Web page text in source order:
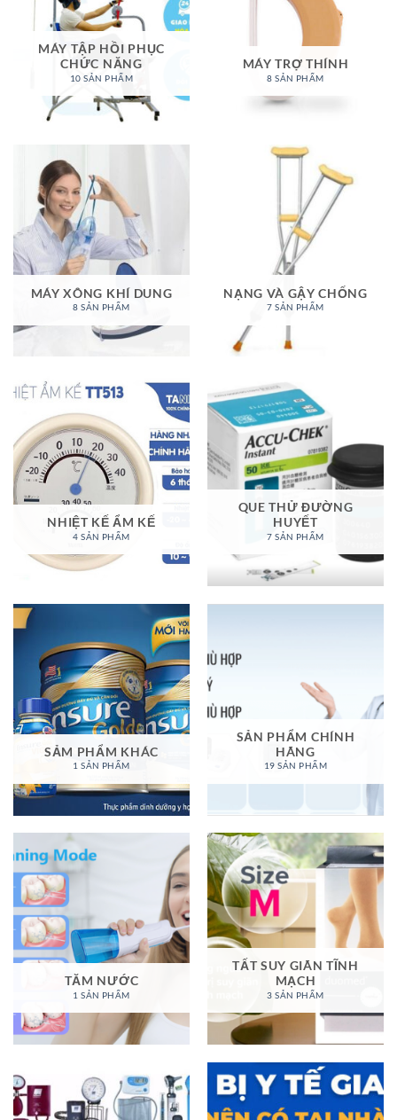
MÁY TẬP HỒI PHỤC
CHỨC NĂNG
10 SẢN PHẨM
MÁY TRỢ THÍNH
8 SẢN PHẨM
MÁY XÔNG KHÍ DUNG
8 SẢN PHẨM
NẠNG VÀ GẬY CHỐNG
7 SẢN PHẨM
NHIỆT KẾ ẨM KẾ
4 SẢN PHẨM
QUE THỬ ĐƯỜNG
HUYẾT
7 SẢN PHẨM
SẢM PHẨM KHÁC
1 SẢN PHẨM
SẢN PHẨM CHÍNH
HÃNG
19 SẢN PHẨM
TĂM NƯỚC
1 SẢN PHẨM
TẤT SUY GIÃN TĨNH
MẠCH
3 SẢN PHẨM